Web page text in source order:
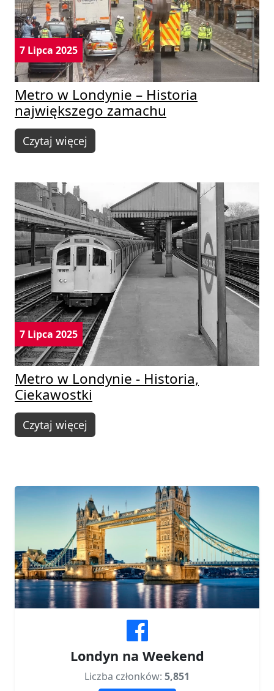
7 Lipca 2025
Metro w Londynie – Historia
największego zamachu
Czytaj więcej
7 Lipca 2025
Metro w Londynie - Historia,
Ciekawostki
Czytaj więcej
Londyn na Weekend
Liczba członków: 5,851